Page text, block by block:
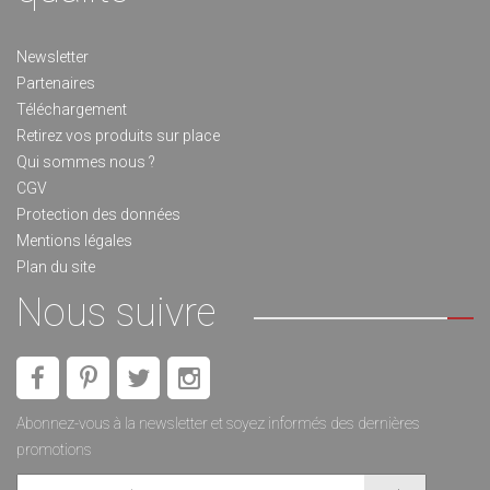
Newsletter
Partenaires
Téléchargement
Retirez vos produits sur place
Qui sommes nous ?
CGV
Protection des données
Mentions légales
Plan du site
Nous suivre
Abonnez-vous à la newsletter et soyez informés des dernières
promotions